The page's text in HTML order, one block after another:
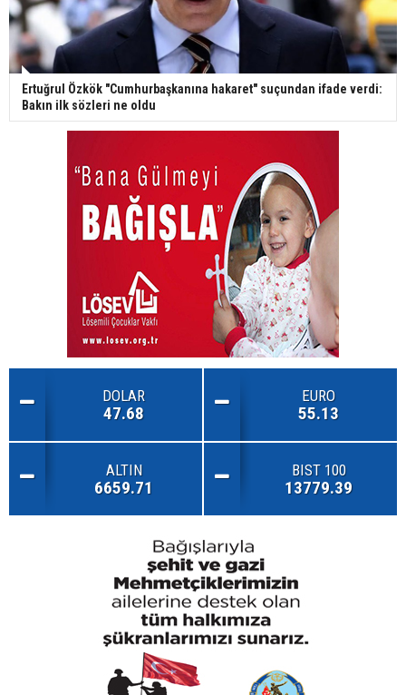
Ertuğrul Özkök "Cumhurbaşkanına hakaret" suçundan ifade verdi:
Bakın ilk sözleri ne oldu
DOLAR
47.68
EURO
55.13
ALTIN
6659.71
BIST 100
13779.39